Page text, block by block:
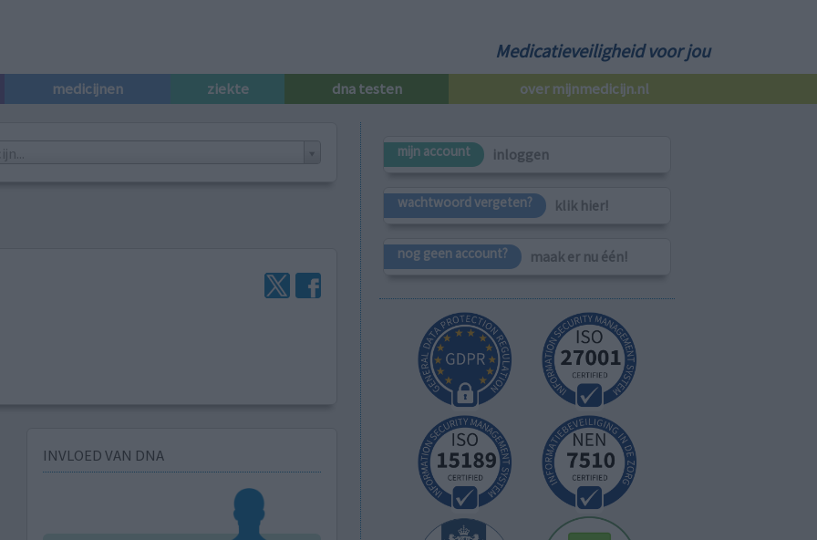
Medicatieveiligheid voor jou
medicijnen ziekte dna testen over mijnmedicijn.nl
INVLOED VAN DNA
mijn account inloggen
wachtwoord vergeten? klik hier!
nog geen account? maak er nu één!